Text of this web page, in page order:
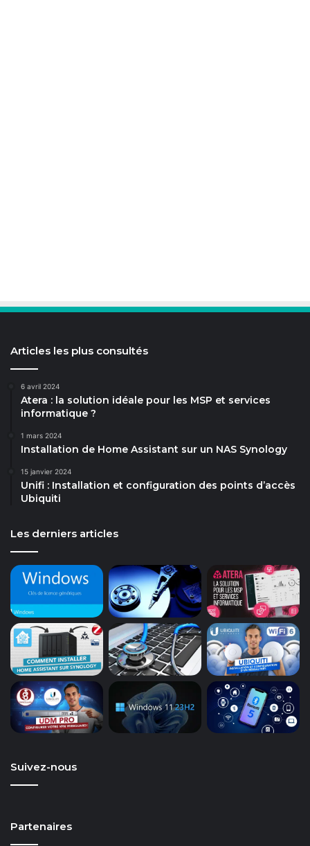
Articles les plus consultés
6 avril 2024
Atera : la solution idéale pour les MSP et services
informatique ?
1 mars 2024
Installation de Home Assistant sur un NAS Synology
15 janvier 2024
Unifi : Installation et configuration des points d’accès
Ubiquiti
Les derniers articles
Suivez-nous
Partenaires